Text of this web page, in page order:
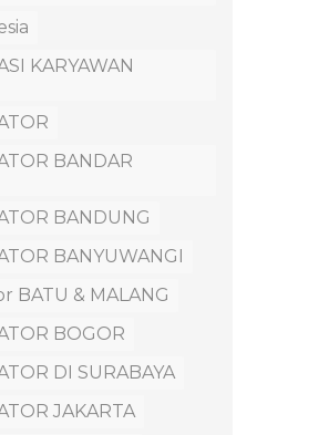
KARYAWAN
BANDAR
BANDUNG
BANYUWANGI
BATU & MALANG
BOGOR
DI SURABAYA
JAKARTA